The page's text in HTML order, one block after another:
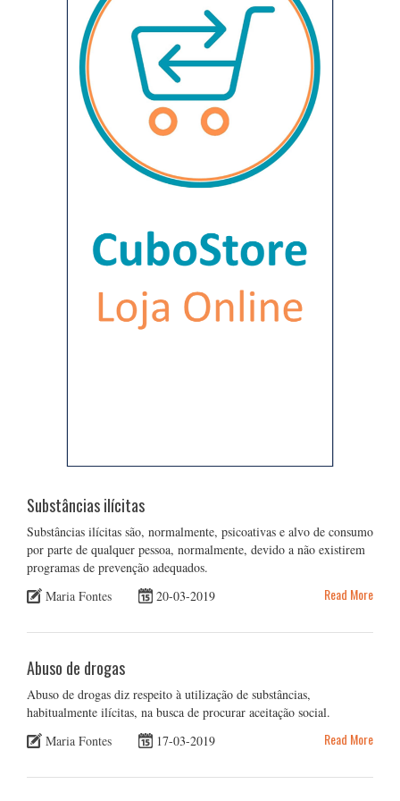
Substâncias ilícitas
Substâncias ilícitas são, normalmente, psicoativas e alvo de consumo
por parte de qualquer pessoa, normalmente, devido a não existirem
programas de prevenção adequados.
Maria Fontes
20-03-2019 Read More
Abuso de drogas
Abuso de drogas diz respeito à utilização de substâncias,
habitualmente ilícitas, na busca de procurar aceitação social.
Maria Fontes
17-03-2019 Read More